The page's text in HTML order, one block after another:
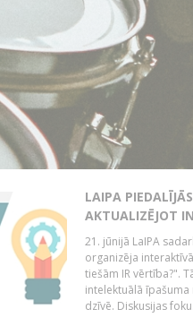
LAIPA
AKTUALIZĒJOT
21. jūnijā LaIPA
organizēja
tiešām IR vērtība?".
intelektuālā
dzīvē. Diskusijas